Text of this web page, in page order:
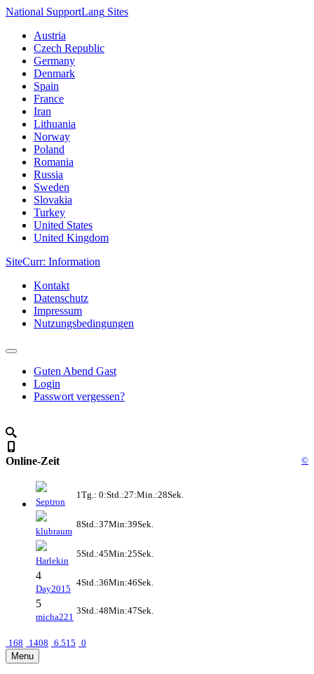
National SupportLang Sites
Austria
Czech Republic
Germany
Denmark
Spain
France
Iran
Lithuania
Norway
Poland
Romania
Russia
Sweden
Slovakia
Turkey
United States
United Kingdom
SiteCurr: Information
Kontakt
Datenschutz
Impressum
Nutzungsbedingungen
Guten Abend Gast
Login
Passwort vergessen?
Online-Zeit ©
Septron
1Tg.: 0:Std.:27:Min.:28Sek.
klubraum
8Std.:37Min:39Sek.
Harlekin
5Std.:45Min:25Sek.
4
Day2015
4Std.:36Min:46Sek.
5
micha221
3Std.:48Min:47Sek.
168 1408 6.515 0
Menu